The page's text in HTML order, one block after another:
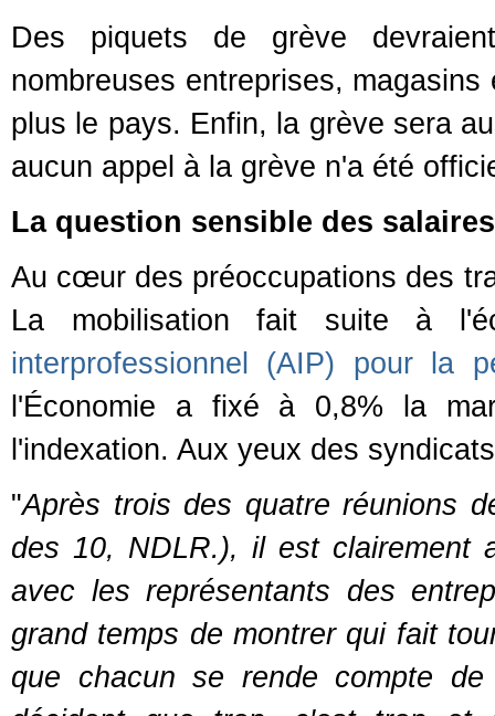
Des piquets de grève
nombreuses entreprises,
plus le pays. Enfin, la grève sera
aucun appel à la grève n'a été
La question sensible des salaires
Au cœur des préoccupations des
La mobilisation fait suite à
interprofessionnel (AIP) pour la
l'Économie a fixé à 0,8% la
l'indexation. Aux yeux des
"Après trois des quatre réunions
des 10, NDLR.), il est clairement
avec les représentants des
grand temps de montrer qui fait
que chacun se rende compte